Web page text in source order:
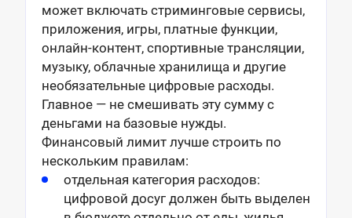
может включать стриминговые сервисы,
приложения, игры, платные функции,
онлайн-контент, спортивные трансляции,
музыку, облачные хранилища и другие
необязательные цифровые расходы.
Главное — не смешивать эту сумму с
деньгами на базовые нужды.
Финансовый лимит лучше строить по
нескольким правилам:
отдельная категория расходов:
цифровой досуг должен быть выделен